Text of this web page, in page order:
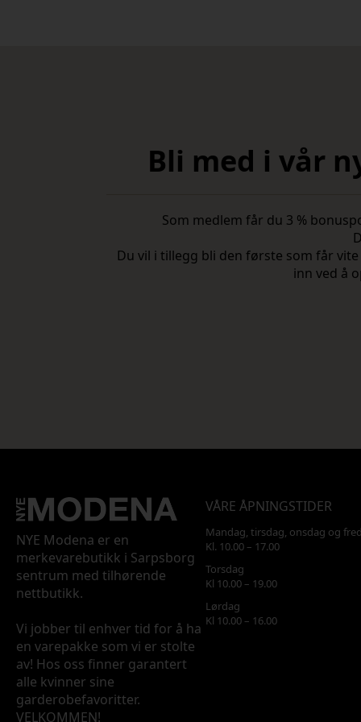
Bli med i vår
Som medlem får du 3 %
Du vil i tillegg bli den første som får
inn ved å
NYE Modena er en
merkevarebutikk i Sarpsborg
sentrum med tilhørende
nettbutikk.
Vi jobber til enhver tid for å ha
en varepakke som vi er stolte
av! Hos oss finner garantert
alle kvinner sine
garderobefavoritter.
VELKOMMEN!
VÅRE ÅPNINGSTIDER
Mandag, tirsdag, onsdag og
Kl. 10.00 – 17.00
Torsdag
Kl 10.00 – 19.00
Lørdag
Kl 10.00 – 16.00